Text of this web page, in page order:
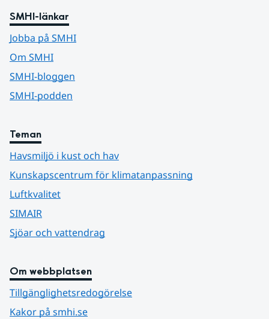
SMHI-länkar
Jobba på SMHI
Om SMHI
SMHI-bloggen
SMHI-podden
Teman
Havsmiljö i kust och hav
Kunskapscentrum för klimatanpassning
Luftkvalitet
SIMAIR
Sjöar och vattendrag
Om webbplatsen
Tillgänglighetsredogörelse
Kakor på smhi.se